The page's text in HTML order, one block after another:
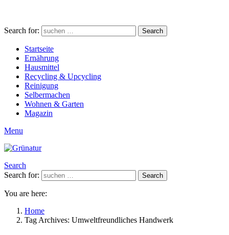
Search for: Search
Startseite
Ernährung
Hausmittel
Recycling & Upcycling
Reinigung
Selbermachen
Wohnen & Garten
Magazin
Menu
Search
Search for:
Search
You are here:
Home
Tag Archives: Umweltfreundliches Handwerk